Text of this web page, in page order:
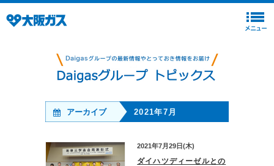
アーカイブ 2021年7月
2021年7月29日(木)
ダイハツディーゼルとの